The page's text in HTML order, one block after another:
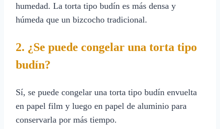
humedad. La torta tipo budín es más densa y
húmeda que un bizcocho tradicional.
2. ¿Se puede congelar una torta tipo
budín?
Sí, se puede congelar una torta tipo budín envuelta
en papel film y luego en papel de aluminio para
conservarla por más tiempo.